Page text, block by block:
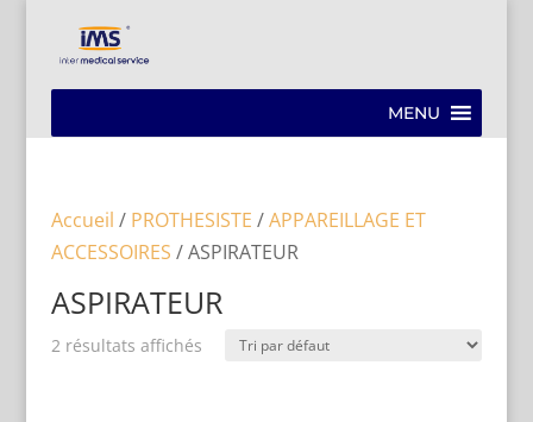
MENU
Accueil / PROTHESISTE /APPAREILLAGE ET
ACCESSOIRES / ASPIRATEUR
ASPIRATEUR
2 résultats affichés